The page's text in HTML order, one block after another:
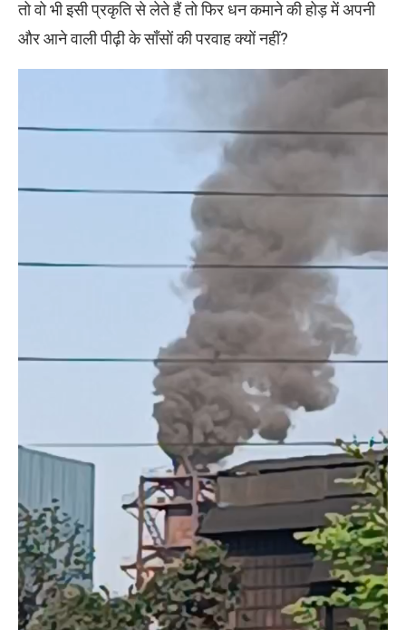
तो वो भी इसी प्रकृति से लेते हैं तो फिर धन कमाने की होड़ में अपनी
और आने वाली पीढ़ी के साँसों की परवाह क्यों नहीं?